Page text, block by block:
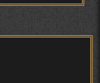
ҶАШНИ САДА